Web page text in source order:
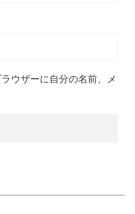
ウザーに自分の名前、メ